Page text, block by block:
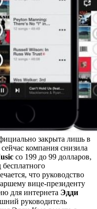
закрыта лишь в
компания снизила
со 199 до 99 долларов,
что руководство
вице-президенту
для интернета Эдди
руководитель